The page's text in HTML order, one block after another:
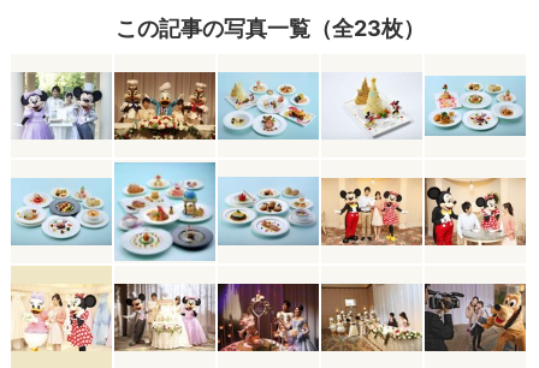
この記事の写真一覧（全23枚）